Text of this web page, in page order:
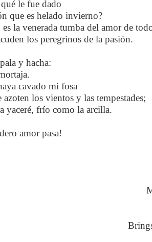
le fue dado
que es helado invierno?
es la venerada tumba del amor de
los peregrinos de la pasión.
y hacha:
cavado mi fosa
azoten los vientos y las tempestades;
yaceré, frío como la arcilla.
amor pasa!